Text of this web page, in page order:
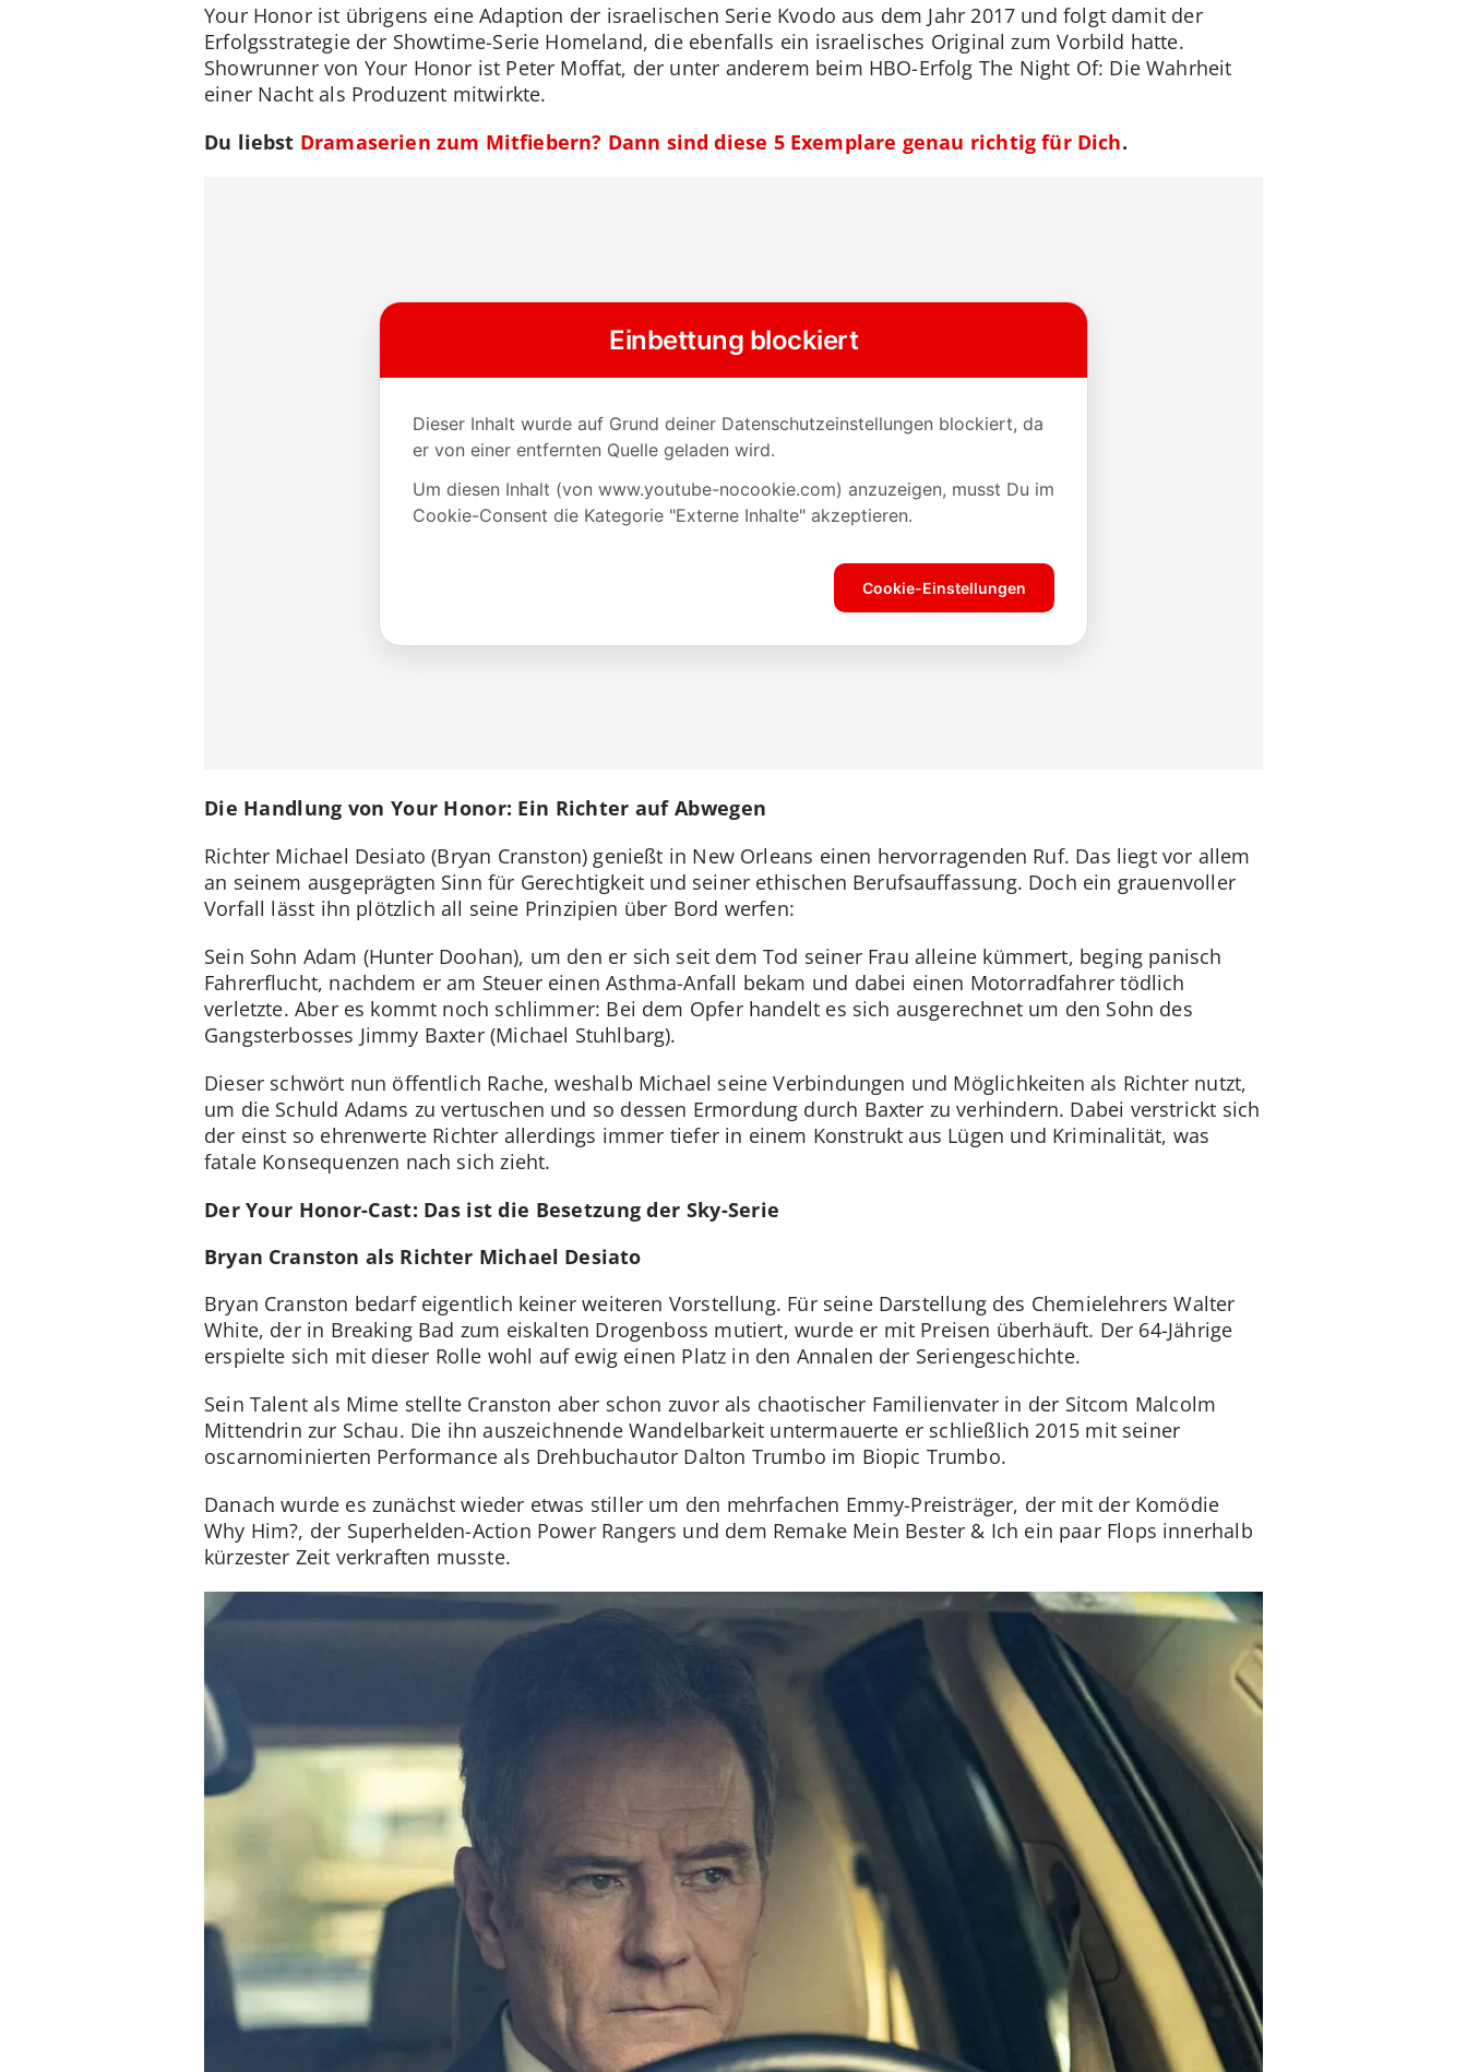
Your Honor ist übrigens eine Adaption der israelischen Serie Kvodo aus dem Jahr 2017 und folgt damit der
Erfolgsstrategie der Showtime-Serie Homeland, die ebenfalls ein israelisches Original zum Vorbild hatte.
Showrunner von Your Honor ist Peter Moffat, der unter anderem beim HBO-Erfolg The Night Of: Die Wahrheit
einer Nacht als Produzent mitwirkte.
Du liebst Dramaserien zum Mitfiebern? Dann sind diese 5 Exemplare genau richtig für Dich.
Die Handlung von Your Honor: Ein Richter auf Abwegen
Richter Michael Desiato (Bryan Cranston) genießt in New Orleans einen hervorragenden Ruf. Das liegt vor allem
an seinem ausgeprägten Sinn für Gerechtigkeit und seiner ethischen Berufsauffassung. Doch ein grauenvoller
Vorfall lässt ihn plötzlich all seine Prinzipien über Bord werfen:
Sein Sohn Adam (Hunter Doohan), um den er sich seit dem Tod seiner Frau alleine kümmert, beging panisch
Fahrerflucht, nachdem er am Steuer einen Asthma-Anfall bekam und dabei einen Motorradfahrer tödlich
verletzte. Aber es kommt noch schlimmer: Bei dem Opfer handelt es sich ausgerechnet um den Sohn des
Gangsterbosses Jimmy Baxter (Michael Stuhlbarg).
Dieser schwört nun öffentlich Rache, weshalb Michael seine Verbindungen und Möglichkeiten als Richter nutzt,
um die Schuld Adams zu vertuschen und so dessen Ermordung durch Baxter zu verhindern. Dabei verstrickt sich
der einst so ehrenwerte Richter allerdings immer tiefer in einem Konstrukt aus Lügen und Kriminalität, was
fatale Konsequenzen nach sich zieht.
Der Your Honor-Cast: Das ist die Besetzung der Sky-Serie
Bryan Cranston als Richter Michael Desiato
Bryan Cranston bedarf eigentlich keiner weiteren Vorstellung. Für seine Darstellung des Chemielehrers Walter
White, der in Breaking Bad zum eiskalten Drogenboss mutiert, wurde er mit Preisen überhäuft. Der 64-Jährige
erspielte sich mit dieser Rolle wohl auf ewig einen Platz in den Annalen der Seriengeschichte.
Sein Talent als Mime stellte Cranston aber schon zuvor als chaotischer Familienvater in der Sitcom Malcolm
Mittendrin zur Schau. Die ihn auszeichnende Wandelbarkeit untermauerte er schließlich 2015 mit seiner
oscarnominierten Performance als Drehbuchautor Dalton Trumbo im Biopic Trumbo.
Danach wurde es zunächst wieder etwas stiller um den mehrfachen Emmy-Preisträger, der mit der Komödie
Why Him?, der Superhelden-Action Power Rangers und dem Remake Mein Bester & Ich ein paar Flops innerhalb
kürzester Zeit verkraften musste.